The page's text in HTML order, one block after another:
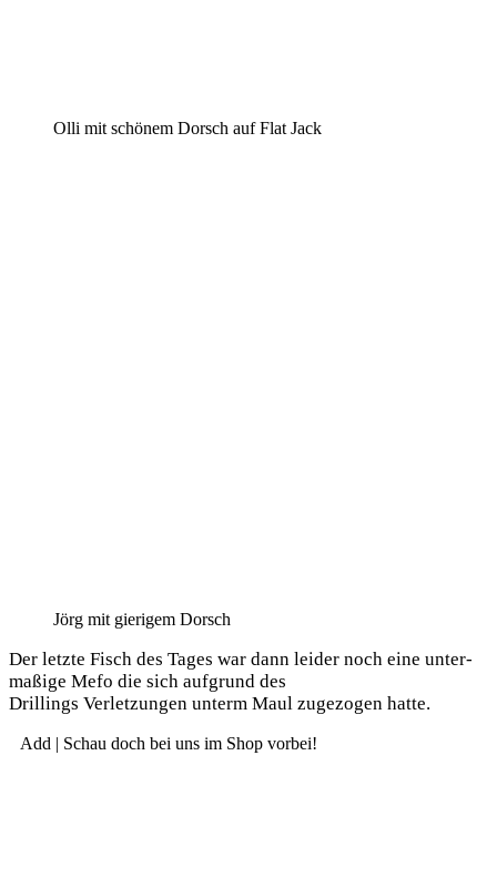
Olli mit schö­nem Dorsch auf Flat Jack
Jörg mit gie­ri­gem Dorsch
Der letz­te Fisch des Tages war dann lei­der noch eine unter­
ma­ßi­ge Mefo die sich auf­grund des
Dril­lings Ver­let­zun­gen unterm Maul zuge­zo­gen hatte.
Add | Schau doch bei uns im Shop vorbei!